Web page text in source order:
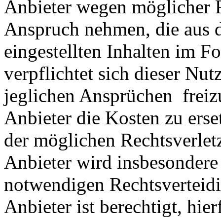
Anbieter wegen möglicher
Anspruch nehmen, die aus
eingestellten Inhalten im
verpflichtet sich dieser
jeglichen Ansprüchen
Anbieter die Kosten zu
der möglichen
Anbieter wird
notwendigen
Anbieter ist berechtigt,